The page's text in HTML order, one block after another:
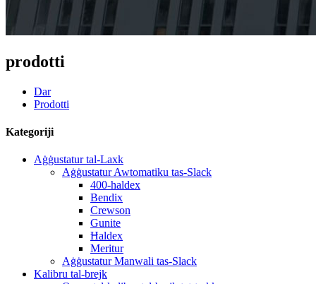
prodotti
Dar
Prodotti
Kategoriji
Aġġustatur tal-Laxk
Aġġustatur Awtomatiku tas-Slack
400-haldex
Bendix
Crewson
Gunite
Ħaldex
Meritur
Aġġustatur Manwali tas-Slack
Kalibru tal-brejk